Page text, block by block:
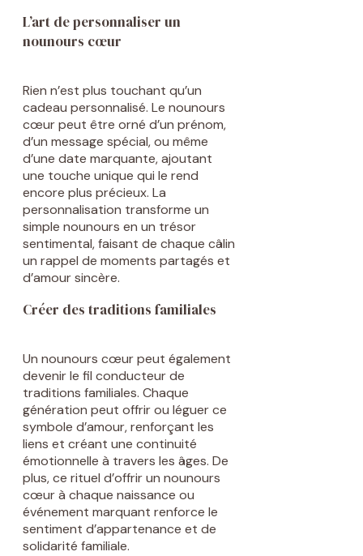
L’art de personnaliser un
nounours cœur
Rien n’est plus touchant qu’un
cadeau personnalisé. Le nounours
cœur peut être orné d’un prénom,
d’un message spécial, ou même
d’une date marquante, ajoutant
une touche unique qui le rend
encore plus précieux. La
personnalisation transforme un
simple nounours en un trésor
sentimental, faisant de chaque câlin
un rappel de moments partagés et
d’amour sincère.
Créer des traditions familiales
Un nounours cœur peut également
devenir le fil conducteur de
traditions familiales. Chaque
génération peut offrir ou léguer ce
symbole d’amour, renforçant les
liens et créant une continuité
émotionnelle à travers les âges. De
plus, ce rituel d’offrir un nounours
cœur à chaque naissance ou
événement marquant renforce le
sentiment d’appartenance et de
solidarité familiale.